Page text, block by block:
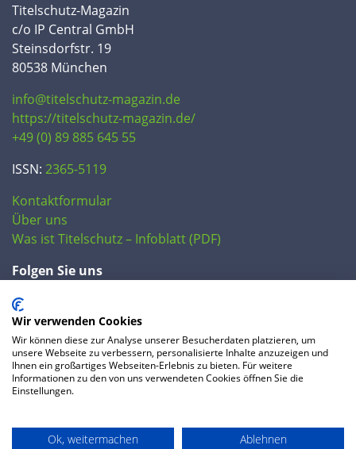
Titelschutz-Magazin
c/o IP Central GmbH
Steinsdorfstr. 19
80538 München
info@titelschutz-magazin.de
https://titelschutz-magazin.de/
+49 (0) 89 885 645 55
ISSN: 2365-5119
Kontaktformular
Über uns
Was ist Titelschutz – Infoblatt (PDF)
Folgen Sie uns
FAQ
Datenschutzerklärung AGB Preise
Wir verwenden Cookies
Wir können diese zur Analyse unserer Besucherdaten platzieren, um
unsere Webseite zu verbessern, personalisierte Inhalte anzuzeigen und
Ihnen ein großartiges Webseiten-Erlebnis zu bieten. Für weitere
Informationen zu den von uns verwendeten Cookies öffnen Sie die
Einstellungen.
Ok, weitermachen Ablehnen